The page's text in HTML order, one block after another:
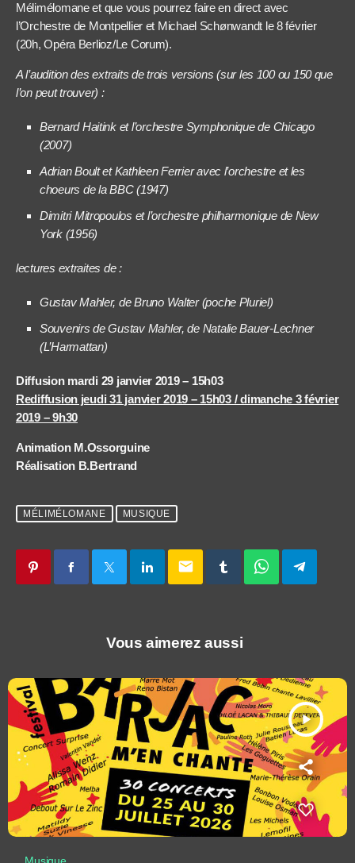
Mélimélomane et que vous pourrez faire en direct avec
l’Orchestre de Montpellier et Michael Schønwandt le 8 février
(20h, Opéra Berlioz/Le Corum).
A l’audition des extraits de trois versions (sur les 100 ou 150 que
l’on peut trouver) :
Bernard Haitink et l’orchestre Symphonique de Chicago
(2007)
Adrian Boult et Kathleen Ferrier avec l’orchestre et les
choeurs de la BBC (1947)
Dimitri Mitropoulos et l’orchestre philharmonique de New
York (1956)
lectures extraites de :
Gustav Mahler, de Bruno Walter (poche Pluriel)
Souvenirs de Gustav Mahler, de Natalie Bauer-Lechner
(L’Harmattan)
Diffusion mardi 29 janvier 2019 – 15h03
Rediffusion jeudi 31 janvier 2019 – 15h03 / dimanche 3 février
2019 – 9h30
Animation M.Ossorguine
Réalisation B.Bertrand
MÉLIMÉLOMANE MUSIQUE
email
Vous aimerez aussi
play_arrow